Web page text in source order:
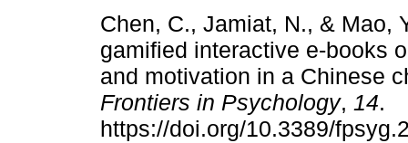
Chen, C., Jamiat, N., & Mao,
gamified interactive e-books
and motivation in a Chinese
Frontiers in Psychology, 14.
https://doi.org/10.3389/